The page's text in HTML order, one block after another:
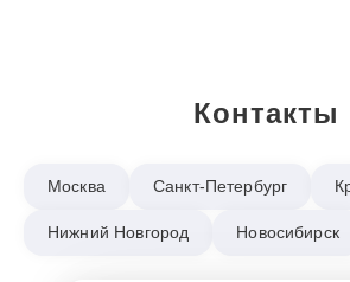
Контакты
Москва Санкт-Петербург
Нижний Новгород Новосибирск